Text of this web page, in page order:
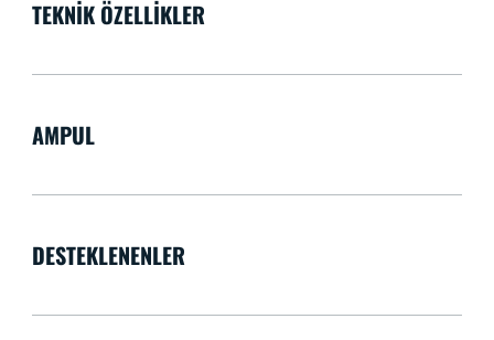
TEKNIK ÖZELLIKLER
AMPUL
DESTEKLENENLER